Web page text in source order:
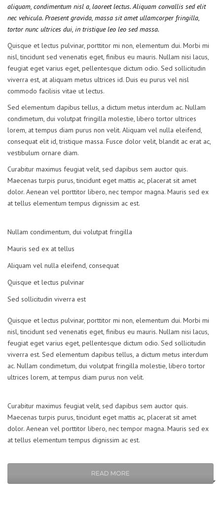
aliquam, condimentum nisl a, laoreet lectus. Aliquam convallis sed elit
nec vehicula. Praesent gravida, massa sit amet ullamcorper fringilla,
tortor nunc ultrices dui, in tristique leo leo sed massa.
Quisque et lectus pulvinar, porttitor mi non, elementum dui. Morbi mi
nisl, tincidunt sed venenatis eget, finibus eu mauris. Nullam nisi lacus,
feugiat eget varius eget, pellentesque dictum odio. Sed sollicitudin
viverra est, at aliquam metus ultrices id. Duis eu purus vel nisl
commodo facilisis vitae ut lectus.
Sed elementum dapibus tellus, a dictum metus interdum ac. Nullam
condimetum, dui volutpat fringilla molestie, libero tortor ultrices
lorem, at tempus diam purus non velit. Aliquam vel nulla eleifend,
consequat elit id, tristique massa. Fusce dolor velit, blandit ac erat ac,
vestibulum ornare diam.
Curabitur maximus feugiat velit, sed dapibus sem auctor quis.
Maecenas turpis purus, tincidunt eget mattis ac, placerat sit amet
dolor. Aenean vel porttitor libero, nec tempor magna. Mauris sed ex
at tellus elementum tempus dignissim ac est.
Nullam condimentum, dui volutpat fringilla
Mauris sed ex at tellus
Aliquam vel nulla eleifend, consequat
Quisque et lectus pulvinar
Sed sollicitudin viverra est
Quisque et lectus pulvinar, porttitor mi non, elementum dui. Morbi mi
nisl, tincidunt sed venenatis eget, finibus eu mauris. Nullam nisi lacus,
feugiat eget varius eget, pellentesque dictum odio. Sed sollicitudin
viverra est. Sed elementum dapibus tellus, a dictum metus interdum
ac. Nullam condimetum, dui volutpat fringilla molestie, libero tortor
ultrices lorem, at tempus diam purus non velit.
Curabitur maximus feugiat velit, sed dapibus sem auctor quis.
Maecenas turpis purus, tincidunt eget mattis ac, placerat sit amet
dolor. Aenean vel porttitor libero, nec tempor magna. Mauris sed ex
at tellus elementum tempus dignissim ac est.
READ MORE